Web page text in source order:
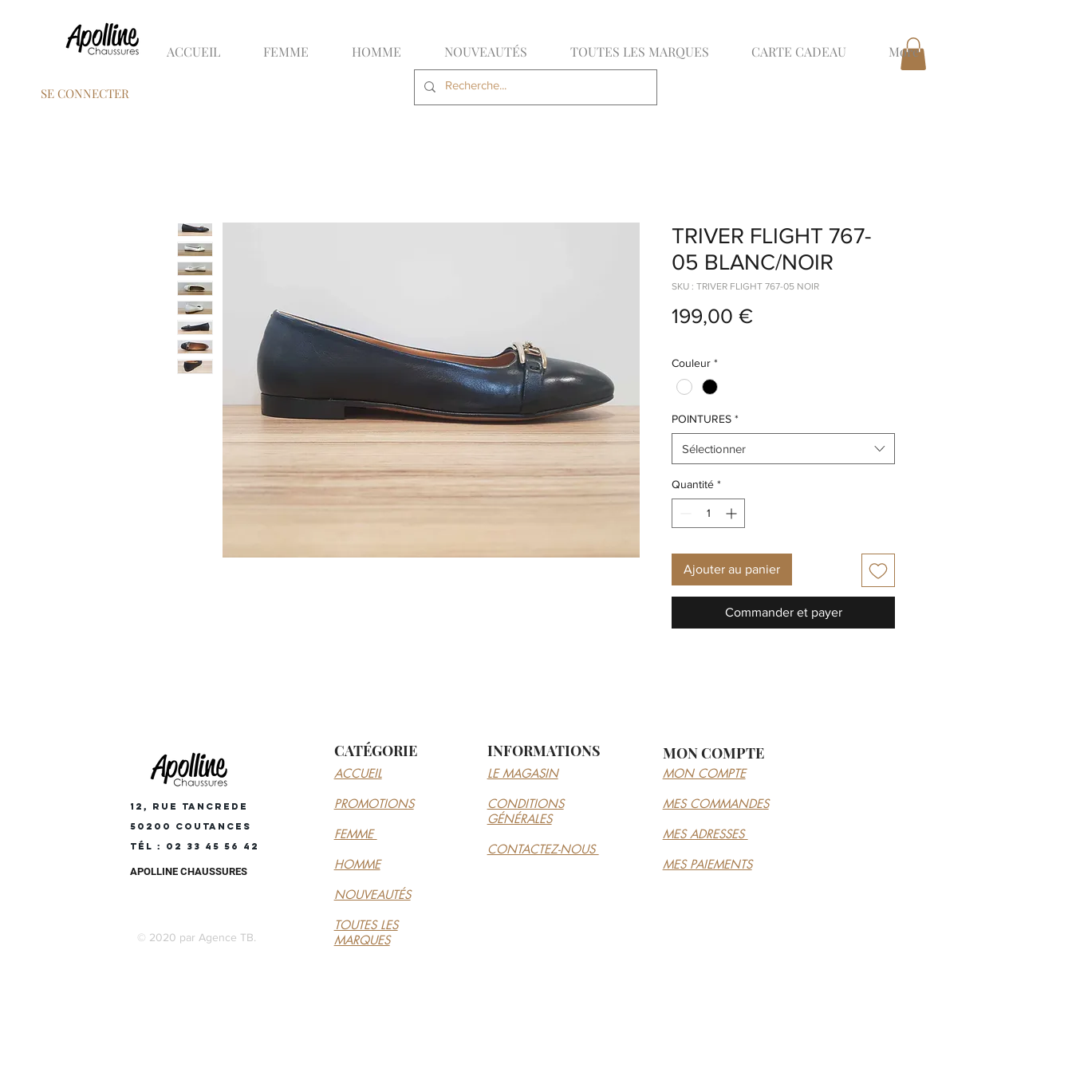
ACCUEIL FEMME HOMME NOUVEAUTÉS TOUTES LES MARQUES CARTE CADEAU More
SE CONNECTER
TRIVER FLIGHT 767-
05 BLANC/NOIR
SKU : TRIVER FLIGHT 767-05 NOIR
199,00 €Prix
Couleur *
POINTURES *
Sélectionner
Quantité *
Ajouter au panier
Commander et payer
© 2020 par Agence TB.
12, RUE TANCREDE
50200 COUTANCES
Tél : 02 33 45 56 42
APOLLINE CHAUSSURES
CATÉGORIE INFORMATIONS MON COMPTE
ACCUEIL
PROMOTIONS
FEMME
HOMME
NOUVEAUTÉS
TOUTES LES
MARQUES
LE MAGASIN
CONDITIONS
GÉNÉRALES
CONTACTEZ-NOUS
MON COMPTE
MES COMMANDES
MES ADRESSES
MES PAIEMENTS